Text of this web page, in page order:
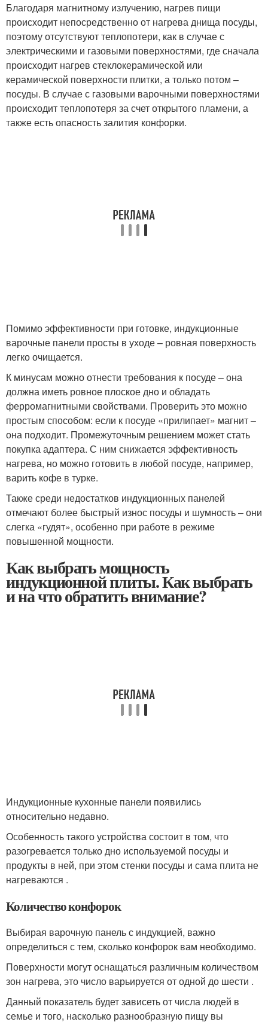
Благодаря магнитному излучению, нагрев пищи
происходит непосредственно от нагрева днища посуды,
поэтому отсутствуют теплопотери, как в случае с
электрическими и газовыми поверхностями, где сначала
происходит нагрев стеклокерамической или
керамической поверхности плитки, а только потом –
посуды. В случае с газовыми варочными поверхностями
происходит теплопотеря за счет открытого пламени, а
также есть опасность залития конфорки.
Помимо эффективности при готовке, индукционные
варочные панели просты в уходе – ровная поверхность
легко очищается.
К минусам можно отнести требования к посуде – она
должна иметь ровное плоское дно и обладать
ферромагнитными свойствами. Проверить это можно
простым способом: если к посуде «прилипает» магнит –
она подходит. Промежуточным решением может стать
покупка адаптера. С ним снижается эффективность
нагрева, но можно готовить в любой посуде, например,
варить кофе в турке.
Также среди недостатков индукционных панелей
отмечают более быстрый износ посуды и шумность – они
слегка «гудят», особенно при работе в режиме
повышенной мощности.
Как выбрать мощность
индукционной плиты. Как выбрать
и на что обратить внимание?
Индукционные кухонные панели появились
относительно недавно.
Особенность такого устройства состоит в том, что
разогревается только дно используемой посуды и
продукты в ней, при этом стенки посуды и сама плита не
нагреваются .
Количество конфорок
Выбирая варочную панель с индукцией, важно
определиться с тем, сколько конфорок вам необходимо.
Поверхности могут оснащаться различным количеством
зон нагрева, это число варьируется от одной до шести .
Данный показатель будет зависеть от числа людей в
семье и того, насколько разнообразную пищу вы